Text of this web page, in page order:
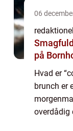
06
redaktionel
på
Hvad er
brunch er
overdådig